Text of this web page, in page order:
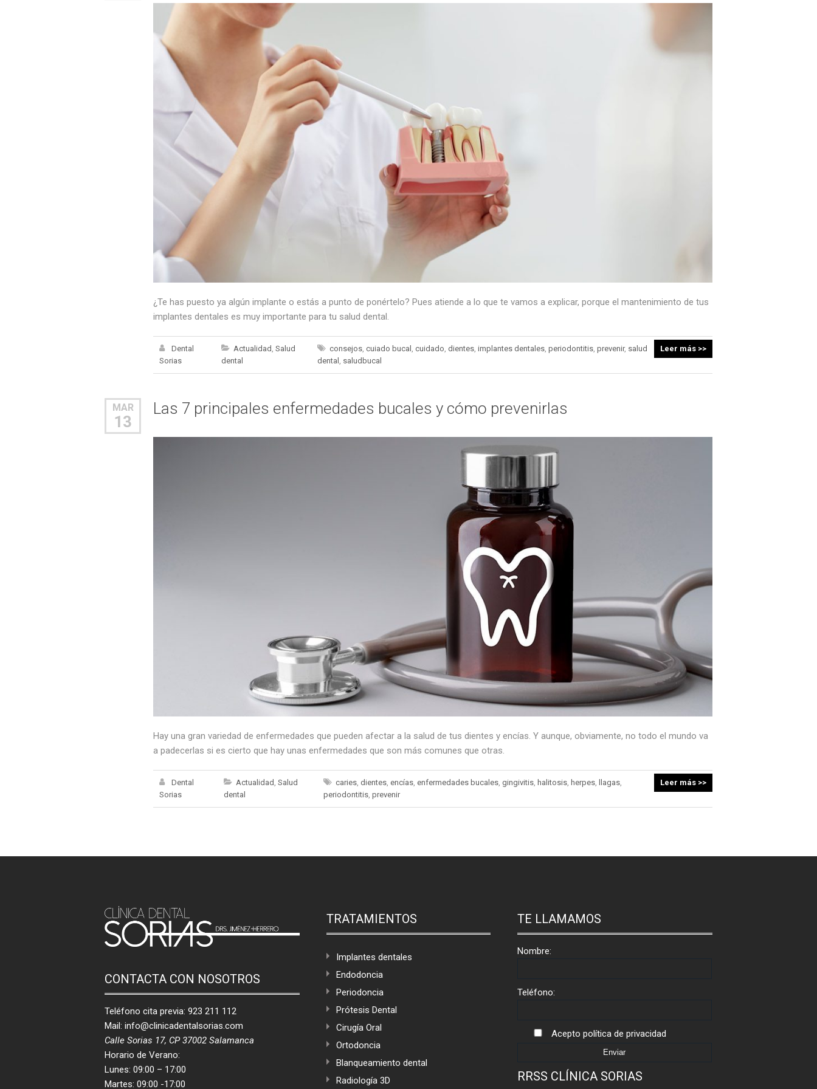
¿Te has puesto ya algún implante o estás a punto de ponértelo? Pues atiende a lo que te vamos a explicar, porque el mantenimiento de tus
implantes dentales es muy importante para tu salud dental.
Dental
Sorias
Actualidad , Salud
dental
consejos, cuiado bucal , cuidado, dientes, implantes dentales, periodontitis, prevenir, salud
dental , saludbucal
Leer más >>
MAR
13
Las 7 principales enfermedades bucales y cómo prevenirlas
Hay una gran variedad de enfermedades que pueden afectar a la salud de tus dientes y encías. Y aunque, obviamente, no todo el mundo va
a padecerlas si es cierto que hay unas enfermedades que son más comunes que otras.
Dental
Sorias
Actualidad , Salud
dental
caries, dientes, encías, enfermedades bucales, gingivitis, halitosis, herpes, llagas,
periodontitis, prevenir
Leer más >>
CONTACTA CON NOSOTROS
Teléfono cita previa: 923 211 112
Mail: info@clinicadentalsorias.com
Calle Sorias 17, CP 37002 Salamanca
Horario de Verano:
Lunes: 09:00 – 17:00
Martes: 09:00 -17:00
TRATAMIENTOS
Implantes dentales
Endodoncia
Periodoncia
Prótesis Dental
Cirugía Oral
Ortodoncia
Blanqueamiento dental
Radiología 3D
TE LLAMAMOS
Nombre:
Teléfono:
Acepto política de privacidad
RRSS CLÍNICA SORIAS